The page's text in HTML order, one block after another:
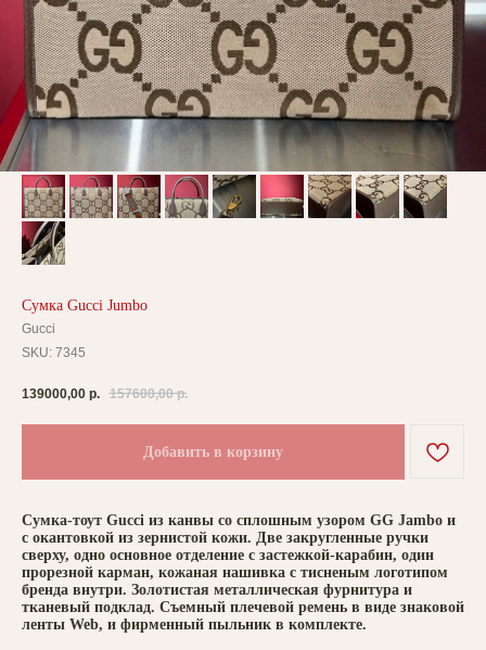
Сумка Gucci Jumbo
Gucci
SKU: 7345
139000,00 р. 157600,00 р.
Добавить в корзину
Сумка-тоут Gucci из канвы со сплошным узором GG Jambo и
с окантовкой из зернистой кожи. Две закругленные ручки
сверху, одно основное отделение с застежкой-карабин, один
прорезной карман, кожаная нашивка с тисненым логотипом
бренда внутри. Золотистая металлическая фурнитура и
тканевый подклад. Съемный плечевой ремень в виде знаковой
ленты Web, и фирменный пыльник в комплекте.